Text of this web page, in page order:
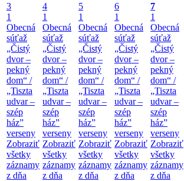
3
1
Obecná
súťaž
„Čistý
dvor –
pekný
dom“ /
„Tiszta
udvar –
szép
ház”
verseny
Zobraziť
všetky
záznamy
z dňa
4
1
Obecná
súťaž
„Čistý
dvor –
pekný
dom“ /
„Tiszta
udvar –
szép
ház”
verseny
Zobraziť
všetky
záznamy
z dňa
5
1
Obecná
súťaž
„Čistý
dvor –
pekný
dom“ /
„Tiszta
udvar –
szép
ház”
verseny
Zobraziť
všetky
záznamy
z dňa
6
1
Obecná
súťaž
„Čistý
dvor –
pekný
dom“ /
„Tiszta
udvar –
szép
ház”
verseny
Zobraziť
všetky
záznamy
z dňa
7
1
Obecná
súťaž
„Čistý
dvor –
pekný
dom“ /
„Tiszta
udvar –
szép
ház”
verseny
Zobraziť
všetky
záznamy
z dňa